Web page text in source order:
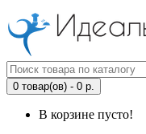
0 товар(ов) - 0 р.
В корзине пусто!